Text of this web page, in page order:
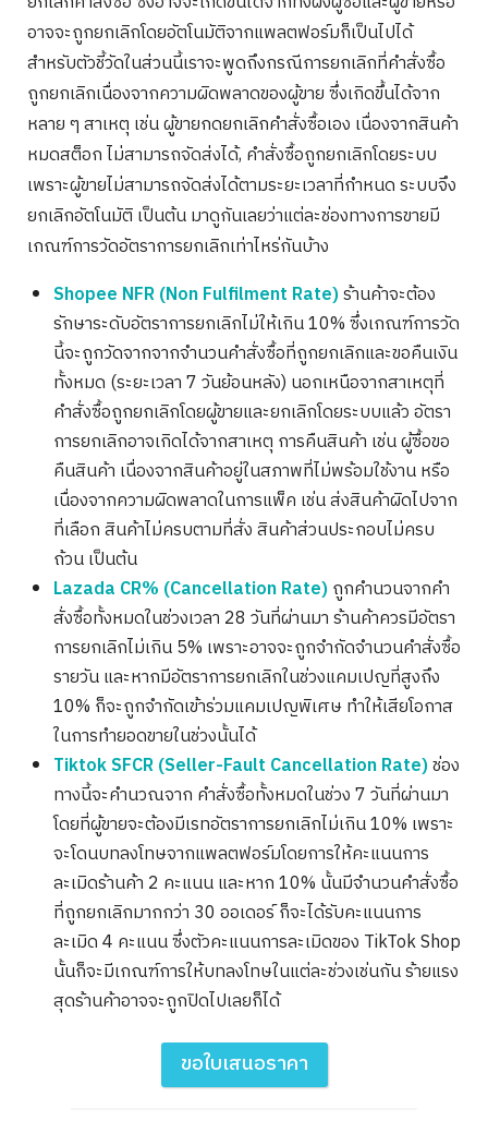
for:
อาจจะถูกยกเลิกโดยอัตโนมัติจากแพลตฟอร์มก็เป็นไปได้
สำหรับตัวชี้วัดในส่วนนี้เราจะพูดถึงกรณีการยกเลิกที่คำสั่งซื้อ
ถูกยกเลิกเนื่องจากความผิดพลาดของผู้ขาย ซึ่งเกิดขึ้นได้จาก
หลาย ๆ สาเหตุ เช่น ผู้ขายกดยกเลิกคำสั่งซื้อเอง เนื่องจากสินค้า
หมดสต็อก ไม่สามารถจัดส่งได้, คำสั่งซื้อถูกยกเลิกโดยระบบ
เพราะผู้ขายไม่สามารถจัดส่งได้ตามระยะเวลาที่กำหนด ระบบจึง
ยกเลิกอัตโนมัติ เป็นต้น มาดูกันเลยว่าแต่ละช่องทางการขายมี
เกณฑ์การวัดอัตราการยกเลิกเท่าไหร่กันบ้าง
Shopee NFR (Non Fulfilment Rate)ร้านค้าจะต้อง
รักษาระดับอัตราการยกเลิกไม่ให้เกิน 10% ซึ่งเกณฑ์การวัด
นี้จะถูกวัดจากจากจำนวนคำสั่งซื้อที่ถูกยกเลิกและขอคืนเงิน
ทั้งหมด (ระยะเวลา 7 วันย้อนหลัง) นอกเหนือจากสาเหตุที่
คำสั่งซื้อถูกยกเลิกโดยผู้ขายและยกเลิกโดยระบบแล้ว อัตรา
การยกเลิกอาจเกิดได้จากสาเหตุ การคืนสินค้า เช่น ผู้ซื้อขอ
คืนสินค้า เนื่องจากสินค้าอยู่ในสภาพที่ไม่พร้อมใช้งาน หรือ
เนื่องจากความผิดพลาดในการแพ็ค เช่น ส่งสินค้าผิดไปจาก
ที่เลือก สินค้าไม่ครบตามที่สั่ง สินค้าส่วนประกอบไม่ครบ
ถ้วน เป็นต้น
Lazada CR% (Cancellation Rate)ถูกคำนวนจากคำ
สั่งซื้อทั้งหมดในช่วงเวลา 28 วันที่ผ่านมา ร้านค้าควรมีอัตรา
การยกเลิกไม่เกิน 5% เพราะอาจจะถูกจำกัดจำนวนคำสั่งซื้อ
รายวัน และหากมีอัตราการยกเลิกในช่วงแคมเปญที่สูงถึง
10% ก็จะถูกจำกัดเข้าร่วมแคมเปญพิเศษ ทำให้เสียโอกาส
ในการทำยอดขายในช่วงนั้นได้
Tiktok SFCR (Seller-Fault Cancellation Rate)ช่อง
ทางนี้จะคำนวณจาก คำสั่งซื้อทั้งหมดในช่วง 7 วันที่ผ่านมา
โดยที่ผู้ขายจะต้องมีเรทอัตราการยกเลิกไม่เกิน 10% เพราะ
จะโดนบทลงโทษจากแพลตฟอร์มโดยการให้คะแนนการ
ละเมิดร้านค้า 2 คะแนน และหาก 10% นั้นมีจำนวนคำสั่งซื้อ
ที่ถูกยกเลิกมากกว่า 30 ออเดอร์ ก็จะได้รับคะแนนการ
ละเมิด 4 คะแนน ซึ่งตัวคะแนนการละเมิดของ TikTok Shop
นั้นก็จะมีเกณฑ์การให้บทลงโทษในแต่ละช่วงเช่นกัน ร้ายแรง
สุดร้านค้าอาจจะถูกปิดไปเลยก็ได้
ขอใบเสนอราคา